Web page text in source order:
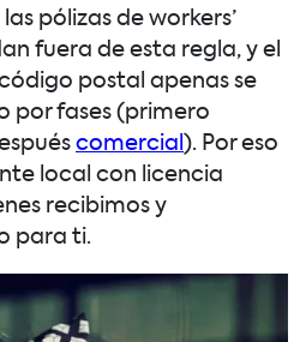
pólizas de workers’
fuera de esta regla, y el
postal apenas se
por fases (primero
comercial ). Por eso
local con licencia
recibimos y
para ti.